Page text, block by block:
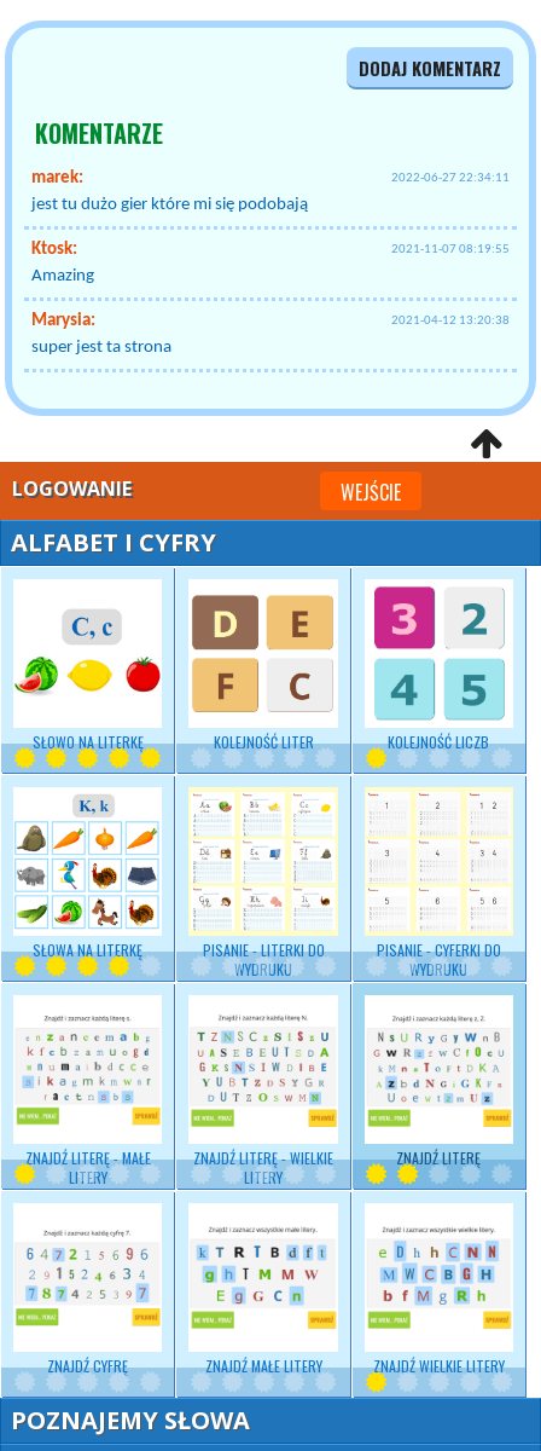
DODAJ KOMENTARZ
KOMENTARZE
marek: 2022-06-27 22:34:11
jest tu dużo gier które mi się podobają
Ktosk: 2021-11-07 08:19:55
Amazing
Marysia: 2021-04-12 13:20:38
super jest ta strona
LOGOWANIE WEJŚCIE
ALFABET I CYFRY
SŁOWO NA LITERKĘ KOLEJNOŚĆ LITER KOLEJNOŚĆ LICZB
SŁOWA NA LITERKĘ
PISANIE - LITERKI DO
WYDRUKU
PISANIE - CYFERKI DO
WYDRUKU
ZNAJDŹ LITERĘ - MAŁE
LITERY
ZNAJDŹ LITERĘ - WIELKIE
LITERY
ZNAJDŹ LITERĘ
ZNAJDŹ CYFRĘ ZNAJDŹ MAŁE LITERY ZNAJDŹ WIELKIE LITERY
POZNAJEMY SŁOWA